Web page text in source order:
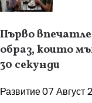
Първо
образ, които
30 секунди
Развитие07 Август